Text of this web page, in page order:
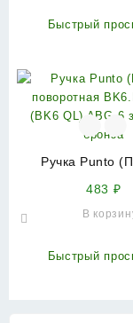
Быстрый
Ручка Punto
бронза
483 ₽
В
Быстрый